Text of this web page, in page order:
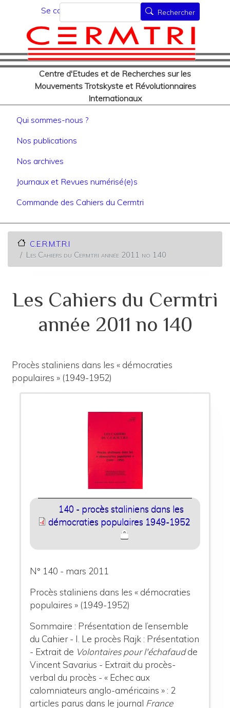
au
contenu
principal
Menu du compte de
Se connecter
Centre d'Etudes et de Recherches sur les
Mouvements Trotskyste et Révolutionnaires
Internationaux
Rechercher Rechercher
Navigation principale
Qui sommes-nous ?
Nos publications
Nos archives
Journaux et Revues numérisé(e)s
Commande des Cahiers du Cermtri
C.E.R.M.T.R.I
Les Cahiers du Cermtri année 2011 no 140
Les Cahiers du Cermtri
année 2011 no 140
Procès staliniens dans les « démocraties
populaires » (1949-1952)
140 - procès staliniens dans les
démocraties populaires 1949-1952
N° 140 - mars 2011
Procès staliniens dans les « démocraties
populaires » (1949-1952)
Sommaire : Présentation de l’ensemble
du Cahier- I. Le procès Rajk : Présentation
- Extrait de Volontaires pour l'échafaudde
Vincent Savarius - Extrait du procès-
verbal du procès - « Echec aux
calomniateurs anglo-américains » : 2
articles parus dans le journal France